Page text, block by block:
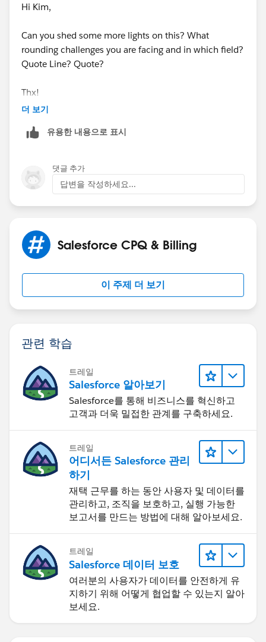
Hi Kim,
Can you shed some more lights on this? What
rounding challenges you are facing and in which field?
Quote Line? Quote?
Thx!
더 보기
유용한 내용으로 표시
댓글 추가
답변을 작성하세요...
Salesforce CPQ & Billing
이 주제 더 보기
관련 학습
트레일
Salesforce 알아보기
Salesforce를 통해 비즈니스를 혁신하고
고객과 더욱 밀접한 관계를 구축하세요.
트레일
어디서든 Salesforce 관리
하기
재택 근무를 하는 동안 사용자 및 데이터를
관리하고, 조직을 보호하고, 실행 가능한
보고서를 만드는 방법에 대해 알아보세요.
트레일
Salesforce 데이터 보호
여러분의 사용자가 데이터를 안전하게 유
지하기 위해 어떻게 협업할 수 있는지 알아
보세요.